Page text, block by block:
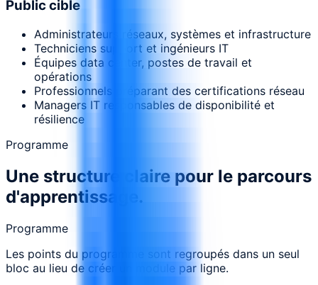
Public cible
Administrateurs réseaux, systèmes et infrastructure
Techniciens support et ingénieurs IT
Équipes data center, postes de travail et
opérations
Professionnels préparant des certifications réseau
Managers IT responsables de disponibilité et
résilience
Programme
Une structure claire pour le parcours
d'apprentissage.
Programme
Les points du programme sont regroupés dans un seul
bloc au lieu de créer un module par ligne.